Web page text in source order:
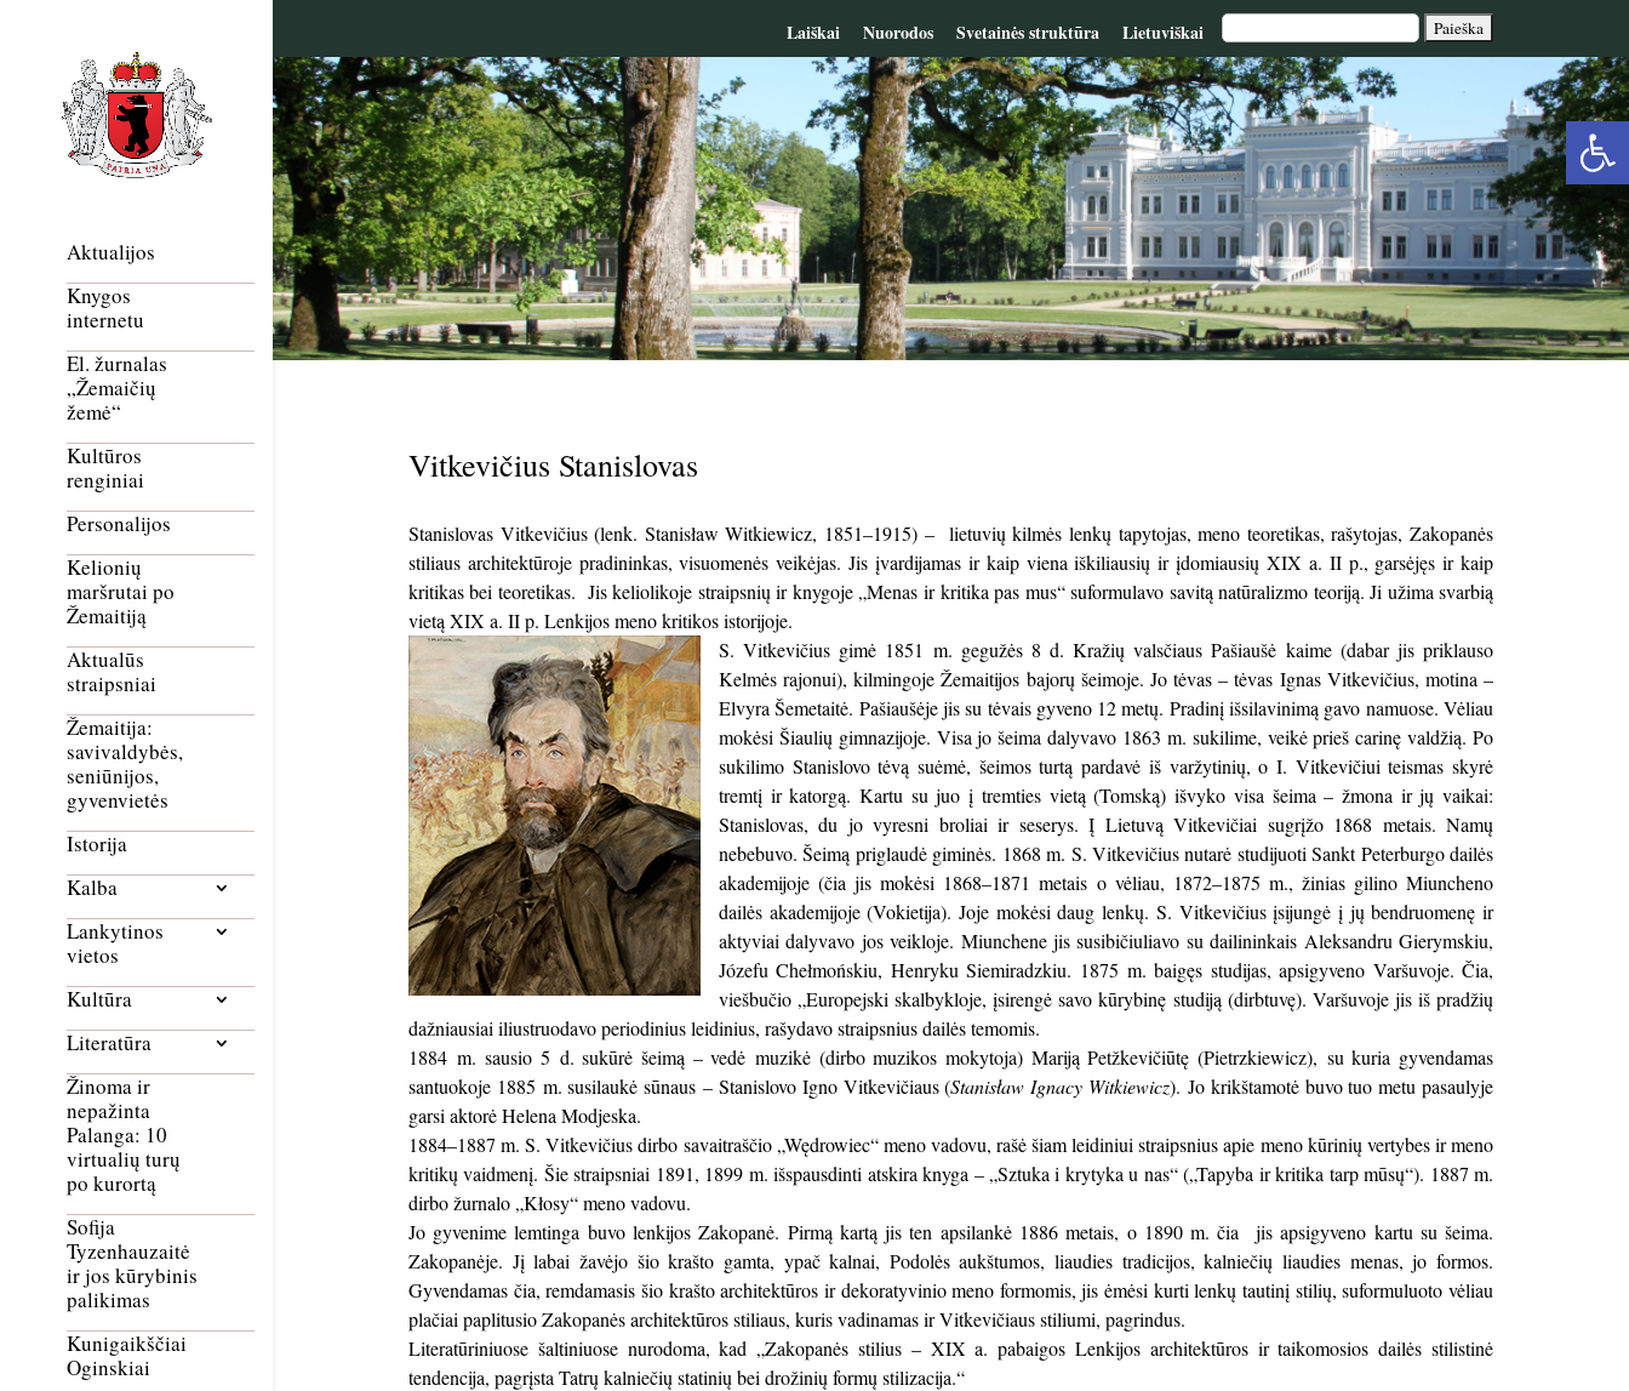
Laiškai Nuorodos Svetainės struktūra Lietuviškai
Aktualijos
Knygos
internetu
El. žurnalas
„Žemaičių
žemė“
Kultūros
renginiai
Personalijos
Kelionių
maršrutai po
Žemaitiją
Aktualūs
straipsniai
Žemaitija:
savivaldybės,
seniūnijos,
gyvenvietės
Istorija
Kalba
Lankytinos
vietos
Kultūra
Literatūra
Žinoma ir
nepažinta
Palanga: 10
virtualių turų
po kurortą
Sofija
Tyzenhauzaitė
ir jos kūrybinis
palikimas
Kunigaikščiai
Oginskiai
Vitkevičius Stanislovas
Stanislovas Vitkevičius (lenk. Stanisław Witkiewicz, 1851–1915) – lietuvių kilmės lenkų tapytojas, meno teoretikas, rašytojas, Zakopanės
stiliaus architektūroje pradininkas, visuomenės veikėjas. Jis įvardijamas ir kaip viena iškiliausių ir įdomiausių XIX a. II p., garsėjęs ir kaip
kritikas bei teoretikas. Jis keliolikoje straipsnių ir knygoje „Menas ir kritika pas mus“ suformulavo savitą natūralizmo teoriją. Ji užima svarbią
vietą XIX a. II p. Lenkijos meno kritikos istorijoje.
S. Vitkevičius gimė 1851 m. gegužės 8 d. Kražių valsčiaus Pašiaušė kaime (dabar jis priklauso
Kelmės rajonui), kilmingoje Žemaitijos bajorų šeimoje. Jo tėvas – tėvas Ignas Vitkevičius, motina –
Elvyra Šemetaitė. Pašiaušėje jis su tėvais gyveno 12 metų. Pradinį išsilavinimą gavo namuose. Vėliau
mokėsi Šiaulių gimnazijoje. Visa jo šeima dalyvavo 1863 m. sukilime, veikė prieš carinę valdžią. Po
sukilimo Stanislovo tėvą suėmė, šeimos turtą pardavė iš varžytinių, o I. Vitkevičiui teismas skyrė
tremtį ir katorgą. Kartu su juo į tremties vietą (Tomską) išvyko visa šeima – žmona ir jų vaikai:
Stanislovas, du jo vyresni broliai ir seserys. Į Lietuvą Vitkevičiai sugrįžo 1868 metais. Namų
nebebuvo. Šeimą priglaudė giminės. 1868 m. S. Vitkevičius nutarė studijuoti Sankt Peterburgo dailės
akademijoje (čia jis mokėsi 1868–1871 metais o vėliau, 1872–1875 m., žinias gilino Miuncheno
dailės akademijoje (Vokietija). Joje mokėsi daug lenkų. S. Vitkevičius įsijungė į jų bendruomenę ir
aktyviai dalyvavo jos veikloje. Miunchene jis susibičiuliavo su dailininkais Aleksandru Gierymskiu,
Józefu Chełmońskiu, Henryku Siemiradzkiu. 1875 m. baigęs studijas, apsigyveno Varšuvoje. Čia,
viešbučio „Europejski skalbykloje, įsirengė savo kūrybinę studiją (dirbtuvę). Varšuvoje jis iš pradžių
dažniausiai iliustruodavo periodinius leidinius, rašydavo straipsnius dailės temomis.
1884 m. sausio 5 d. sukūrė šeimą – vedė muzikė (dirbo muzikos mokytoja) Mariją Petžkevičiūtę (Pietrzkiewicz), su kuria gyvendamas
santuokoje 1885 m. susilaukė sūnaus – Stanislovo Igno Vitkevičiaus (Stanisław Ignacy Witkiewicz). Jo krikštamotė buvo tuo metu pasaulyje
garsi aktorė Helena Modjeska.
1884–1887 m. S. Vitkevičius dirbo savaitraščio „Wędrowiec“ meno vadovu, rašė šiam leidiniui straipsnius apie meno kūrinių vertybes ir meno
kritikų vaidmenį. Šie straipsniai 1891, 1899 m. išspausdinti atskira knyga – „Sztuka i krytyka u nas“ („Tapyba ir kritika tarp mūsų“). 1887 m.
dirbo žurnalo „Kłosy“ meno vadovu.
Jo gyvenime lemtinga buvo lenkijos Zakopanė. Pirmą kartą jis ten apsilankė 1886 metais, o 1890 m. čia jis apsigyveno kartu su šeima.
Zakopanėje. Jį labai žavėjo šio krašto gamta, ypač kalnai, Podolės aukštumos, liaudies tradicijos, kalniečių liaudies menas, jo formos.
Gyvendamas čia, remdamasis šio krašto architektūros ir dekoratyvinio meno formomis, jis ėmėsi kurti lenkų tautinį stilių, suformuluoto vėliau
plačiai paplitusio Zakopanės architektūros stiliaus, kuris vadinamas ir Vitkevičiaus stiliumi, pagrindus.
Literatūriniuose šaltiniuose nurodoma, kad „Zakopanės stilius – XIX a. pabaigos Lenkijos architektūros ir taikomosios dailės stilistinė
tendencija, pagrįsta Tatrų kalniečių statinių bei drožinių formų stilizacija.“